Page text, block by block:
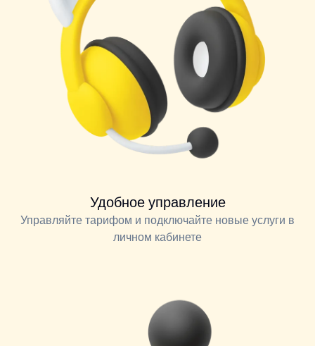
Удобное управление
Управляйте тарифом и подключайте новые услуги в
личном кабинете